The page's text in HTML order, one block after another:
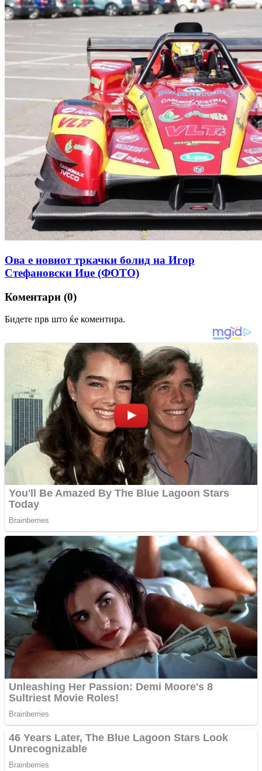
Ова е новиот тркачки болид на Игор
Стефановски Иџе (ФОТО)
Коментари (0)
Бидете прв што ќе коментира.